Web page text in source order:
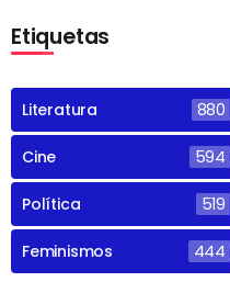
Etiquetas
Literatura 880
Cine 594
Política 519
Feminismos 444